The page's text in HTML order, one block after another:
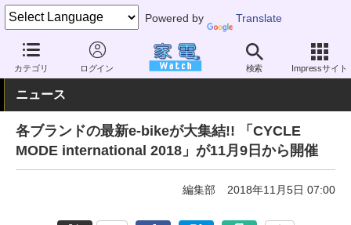
Powered by Translate
カテゴリ ログイン 検索 Impressサイト
家電 Watch その他・家電 アウトドア 電動自転車
ニュース
各ブランドの最新e-bikeが大集結!! 「CYCLE
MODE international 2018」が11月9日から開催
編集部 2018年11月5日 07:00